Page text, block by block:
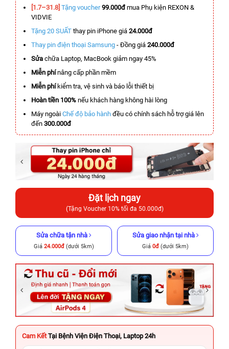
[1.7–31.8] Tặng voucher 99.000đmua Phụ kiện REXON &
VIDVIE
Tặng 20 SUẤT thay pin iPhone giá 24.000đ
Thay pin điện thoại Samsung - Đồng giá 240.000đ
Sửa chữa Laptop, MacBook giảm ngay 45%
Miễn phínâng cấp phần mềm
Miễn phíkiểm tra, vệ sinh và báo lỗi thiết bị
Hoàn tiền 100% nếu khách hàng không hài lòng
Máy ngoài Chế độ bảo hành đều có chính sách hỗ trợ giá lên
đến 300.000đ
Đặt lịch ngay
(Tặng Voucher 10% tối đa 50.000đ)
Sửa chữa tận nhà
Giá 24.000đ(dưới 5km)
Sửa giao nhận tại nhà
Giá 0đ (dưới 5km)
Cam Kết Tại Bệnh Viện Điện Thoại, Laptop 24h